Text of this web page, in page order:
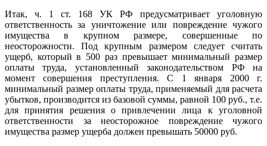
Итак, ч. 1 ст. 168 УК РФ предусматривает уголовную
ответственность за уничтожение или повреждение чужого
имущества в крупном размере, совершенные по
неосторожности. Под крупным размером следует считать
ущерб, который в 500 раз превышает минимальный размер
оплаты труда, установленный законодательством РФ на
момент совершения преступления. С 1 января 2000 г.
минимальный размер оплаты труда, применяемый для расчета
убытков, производится из базовой суммы, равной 100 руб., т.е.
для принятия решения о привлечении лица к уголовной
ответственности за неосторожное повреждение чужого
имущества размер ущерба должен превышать 50000 руб.